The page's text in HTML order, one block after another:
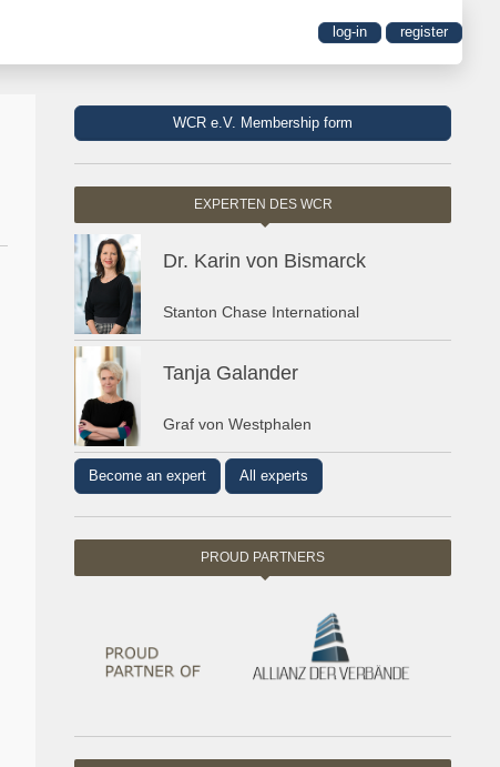
log-in register
WCR e.V. Membership form
EXPERTEN DES WCR
Dr. Karin von Bismarck
Stanton Chase International
Tanja Galander
Graf von Westphalen
Become an expert All experts
PROUD PARTNERS